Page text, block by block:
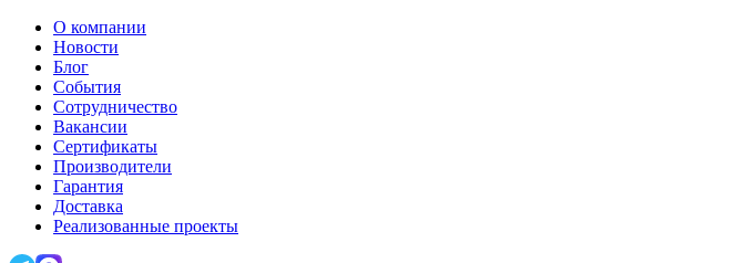
О компании
Новости
Блог
События
Сотрудничество
Вакансии
Сертификаты
Производители
Гарантия
Доставка
Реализованные проекты